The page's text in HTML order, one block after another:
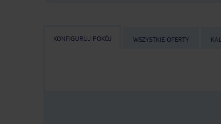
KONFIGURUJ POKÓJ WSZYSTKIE OFERTY